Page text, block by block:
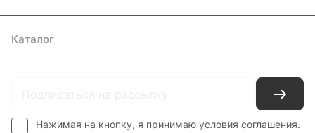
Каталог
Нажимая на кнопку, я принимаю условия соглашения.